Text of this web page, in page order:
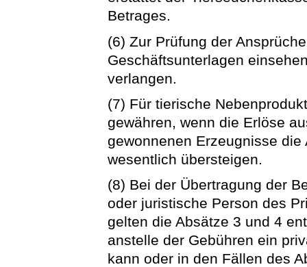
Betrages.
(6) Zur Prüfung der
Geschäftsunterlagen
verlangen.
(7) Für tierische
gewähren, wenn die Erlöse
gewonnenen Erzeugnisse
wesentlich übersteigen.
(8) Bei der Übertragung der
oder juristische Person des
gelten die Absätze 3 und 4
anstelle der Gebühren ein
kann oder in den Fällen des